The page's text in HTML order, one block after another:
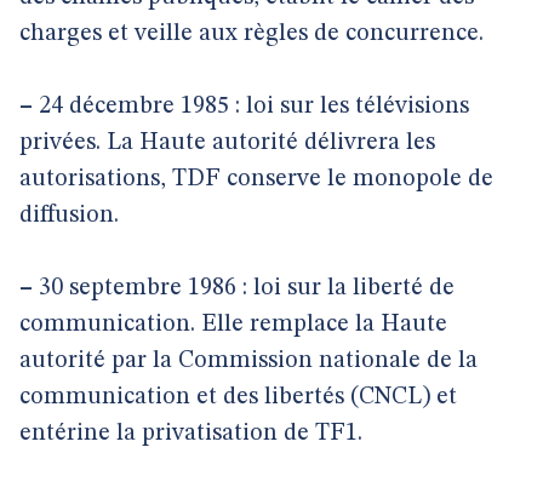
charges et veille aux règles de concurrence.
– 24 décembre 1985 : loi sur les télévisions
privées. La Haute autorité délivrera les
autorisations, TDF conserve le monopole de
diffusion.
– 30 septembre 1986 : loi sur la liberté de
communication. Elle remplace la Haute
autorité par la Commission nationale de la
communication et des libertés (CNCL) et
entérine la privatisation de TF1.